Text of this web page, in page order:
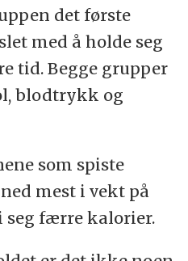
det første
med å holde seg
tid. Begge grupper
blodtrykk og
som spiste
mest i vekt på
færre kalorier.